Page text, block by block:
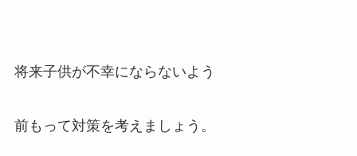
将来子供が不幸にならないよう
前もって対策を考えましょう。